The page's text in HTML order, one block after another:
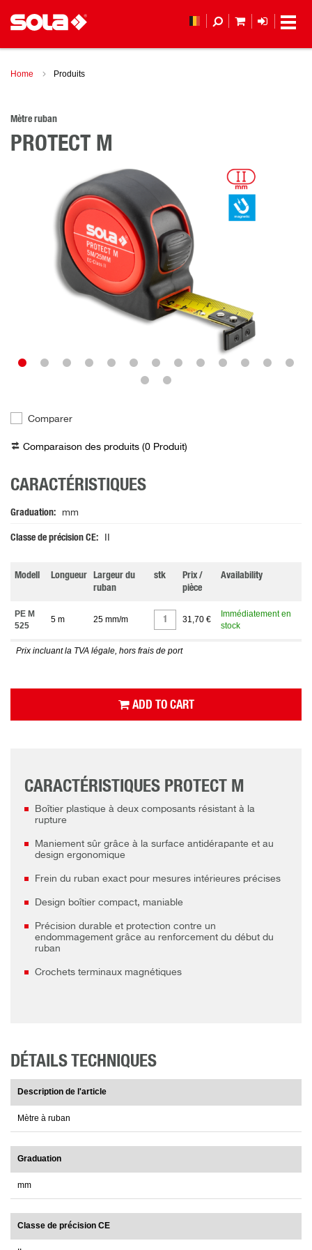
Home Produits
Mètre ruban
PROTECT M
Comparer
Comparaison des produits (0 Produit)
CARACTÉRISTIQUES
Graduation mm
Classe de précision CE
Modell Longueur
Largeur du
ruban
stk
Prix /
pièce
Availability
PE M
525
5 m 25 mm/m 31,70 €
Immédiatement en
stock
Prix incluant la TVA légale, hors frais de port
ADD TO CART
CARACTÉRISTIQUES PROTECT M
Boîtier plastique à deux composants résistant à la
rupture
Maniement sûr grâce à la surface antidérapante et au
design ergonomique
Frein du ruban exact pour mesures intérieures précises
Design boîtier compact, maniable
Précision durable et protection contre un
endommagement grâce au renforcement du début du
ruban
Crochets terminaux magnétiques
DÉTAILS TECHNIQUES
Description de l'article
Mètre à ruban
Graduation
mm
Classe de précision CE
MON PANIER
LOGIN